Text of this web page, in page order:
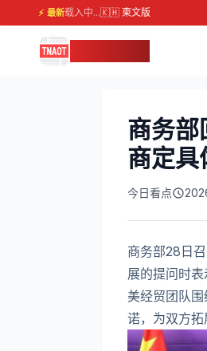
⚡ 最新载入中...🇰🇭 柬文版
商务部
商定具
今日看点
商务部28日
展的提问时
美经贸团队
诺，为双方